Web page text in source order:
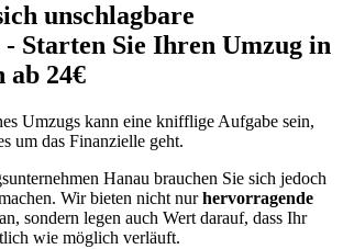
unschlagbare
Starten Sie Ihren Umzug in
ab 24€
Umzugs kann eine knifflige Aufgabe sein,
um das Finanzielle geht.
Hanau brauchen Sie sich jedoch
Wir bieten nicht nurhervorragende
an, sondern legen auch Wert darauf, dass Ihr
wie möglich verläuft.